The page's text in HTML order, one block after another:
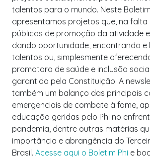
talentos para o mundo. Neste
apresentamos projetos que, na falta
públicas de promoção da atividade
dando oportunidade, encontrando e
talentos ou, simplesmente
promotora de saúde e inclusão
garantido pela Constituição. A
também um balanço das principais
emergenciais de combate à fome,
educação geridas pelo Phi no
pandemia, dentre outras matérias
importância e abrangência do
Brasil. Acesse aqui o Boletim Phi e